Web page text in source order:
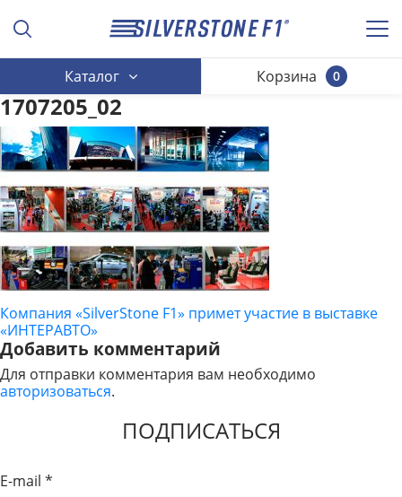
Каталог 0
Корзина
1707205_02
НАВИГАЦИЯ
ПО
ЗАПИСЯМ
Компания «SilverStone F1» примет участие в выставке
«ИНТЕРАВТО»
Добавить комментарий
Для отправки комментария вам необходимо
авторизоваться.
ПОДПИСАТЬСЯ
E-mail *